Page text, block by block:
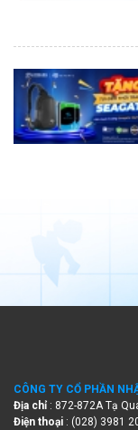
CÔNG TY CỔ PHẦN
Địa chỉ : 872-872A Tạ
Điện thoại : (028) 3981